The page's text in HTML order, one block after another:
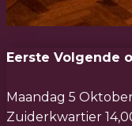
Eerste Volgende
Maandag 5
Zuiderkwartier